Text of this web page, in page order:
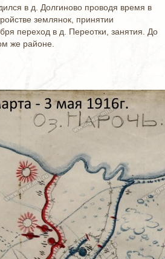
в д. Долгиново проводя время в
землянок, принятии
переход в д. Переотки, занятия. До
же районе.